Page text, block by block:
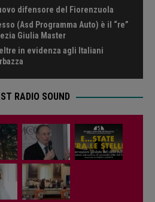
difensore del Fiorenzuola
(Asd Programma Auto) è il “re”
Giulia Master
in evidenza agli Italiani
RADIO SOUND